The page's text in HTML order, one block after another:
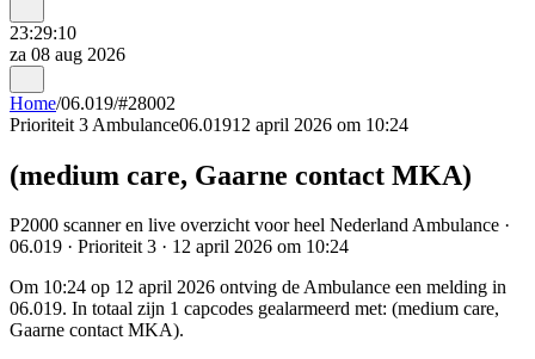
23:29:10
za 08 aug 2026
Home/06.019/#28002
Prioriteit 3 Ambulance06.01912 april 2026 om 10:24
(medium care, Gaarne contact MKA)
P2000 scanner en live overzicht voor heel Nederland Ambulance ·
06.019 · Prioriteit 3 · 12 april 2026 om 10:24
Om 10:24 op 12 april 2026 ontving de Ambulance een melding in
06.019. In totaal zijn 1 capcodes gealarmeerd met: (medium care,
Gaarne contact MKA).